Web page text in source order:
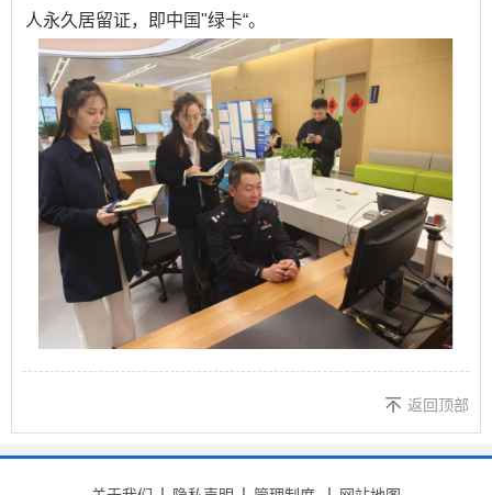
人永久居留证，即中国"绿卡“。
返回顶部